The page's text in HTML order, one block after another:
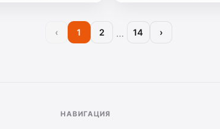
‹ 1 2 … 14 ›
НАВИГАЦИЯ